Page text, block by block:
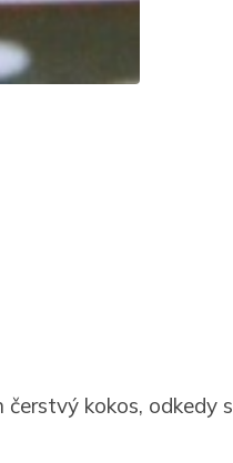
čerstvý kokos, odkedy